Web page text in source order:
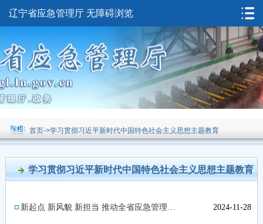
辽宁省应急管理厅 无障碍浏览
首页->学习贯彻习近平新时代中国特色社会主义思想主题教育
学习贯彻习近平新时代中国特色社会主义思想主题教育
2024-11-28